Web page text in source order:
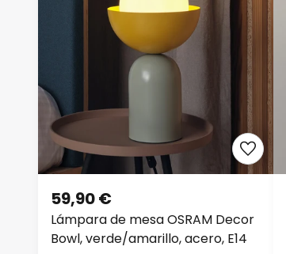
Lámpara de mesa OSRAM Decor
Bowl, verde/amarillo, acero, E14
59,90 €